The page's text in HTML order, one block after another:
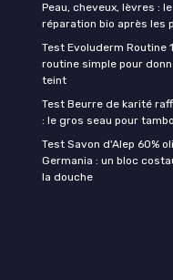
Peau, cheveux, lèvres :
réparation bio après les
Test Evoluderm Routine
routine simple pour
teint
Test Beurre de karité
: le gros seau pour
Test Savon d'Alep 60%
Germania : un bloc
la douche